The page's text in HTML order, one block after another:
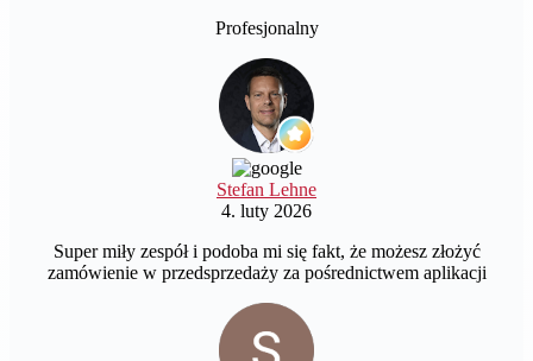
Profesjonalny
Stefan Lehne
4. luty 2026
Super miły zespół i podoba mi się fakt, że możesz złożyć
zamówienie w przedsprzedaży za pośrednictwem aplikacji